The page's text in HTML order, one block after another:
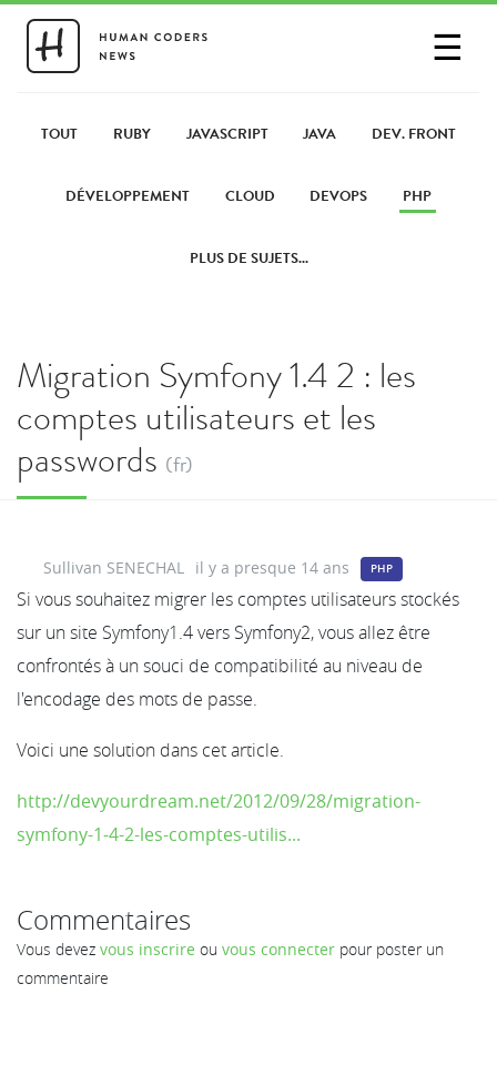
☰
PARTAGER UN LIEN
TOUT RUBY JAVASCRIPT JAVA DEV. FRONT
DÉVELOPPEMENT CLOUD DEVOPS PHP
PLUS DE SUJETS...
Migration Symfony 1.4 2 : les
comptes utilisateurs et les
passwords (fr)
Sullivan SENECHAL il y a presque 14 ans PHP
Si vous souhaitez migrer les comptes utilisateurs stockés
sur un site Symfony1.4 vers Symfony2, vous allez être
confrontés à un souci de compatibilité au niveau de
l'encodage des mots de passe.
Voici une solution dans cet article.
http://devyourdream.net/2012/09/28/migration-
symfony-1-4-2-les-comptes-utilis...
Commentaires
Vous devez vous inscrire ou vous connecter pour poster un
commentaire